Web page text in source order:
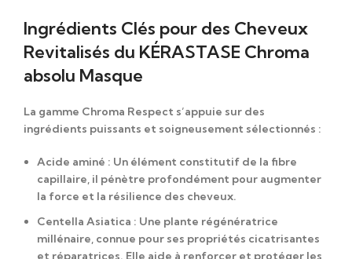
Ingrédients Clés pour des Cheveux
Revitalisés du KÉRASTASE Chroma
absolu Masque
La gamme Chroma Respect s’appuie sur des
ingrédients puissants et soigneusement sélectionnés :
Acide aminé : Un élément constitutif de la fibre
capillaire, il pénètre profondément pour augmenter
la force et la résilience des cheveux.
Centella Asiatica : Une plante régénératrice
millénaire, connue pour ses propriétés cicatrisantes
et réparatrices. Elle aide à renforcer et protéger les